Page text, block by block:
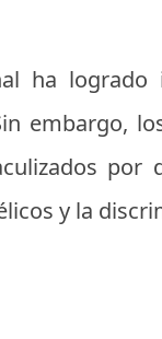
ha logrado
embargo,
por
y la